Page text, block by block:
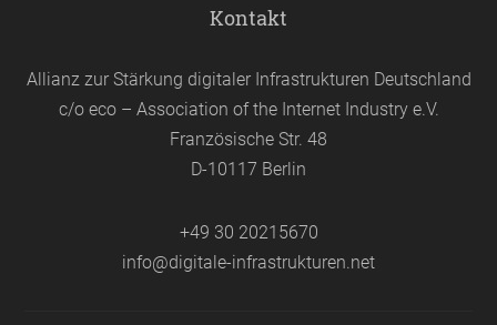
Kontakt
Allianz zur Stärkung digitaler Infrastrukturen Deutschland
c/o eco – Association of the Internet Industry e.V.
Französische Str. 48
D-10117 Berlin
+49 30 20215670
info@digitale-infrastrukturen.net